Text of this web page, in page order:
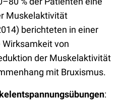
Muskelaktivität
berichteten in einer
von
der Muskelaktivität
mit Bruxismus.
: